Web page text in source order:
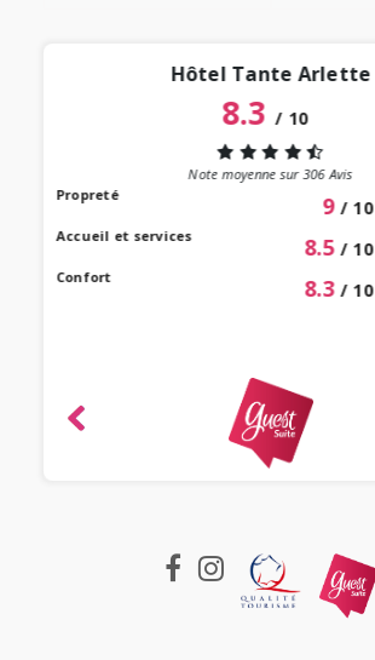
Hôtel Tante Arlette
8.3/ 10
Note moyenne sur306Avis
Propreté
9 / 10
Accueil et services 8.5 / 10
Confort 8.3 / 10